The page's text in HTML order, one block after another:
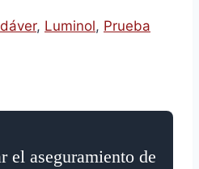
, Luminol, Prueba
el aseguramiento de